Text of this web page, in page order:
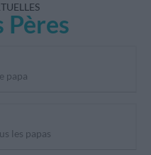
Pères
papa
les papas